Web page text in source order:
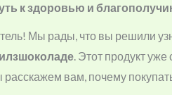
к здоровью и
Мы рады, что вы решили
. Этот продукт
вам, почему